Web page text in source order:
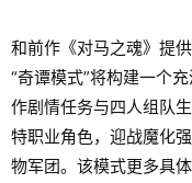
和前作《对马之魂》提
“奇谭模式”将构建一个
作剧情任务与四人组队
特职业角色，迎战魔化
物军团。该模式更多具